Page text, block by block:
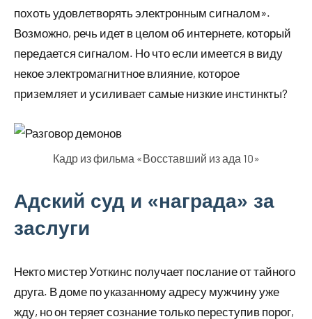
похоть удовлетворять электронным сигналом».
Возможно, речь идет в целом об интернете, который
передается сигналом. Но что если имеется в виду
некое электромагнитное влияние, которое
приземляет и усиливает самые низкие инстинкты?
Кадр из фильма «Восставший из ада 10»
Адский суд и «награда» за
заслуги
Некто мистер Уоткинс получает послание от тайного
друга. В доме по указанному адресу мужчину уже
жду, но он теряет сознание только переступив порог,